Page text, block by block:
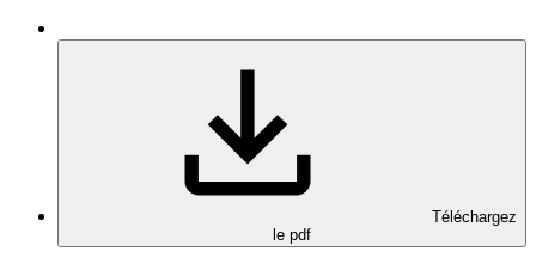
Téléchargez
le pdf